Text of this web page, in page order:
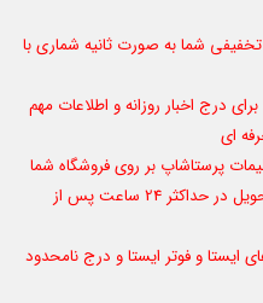
شما به صورت ثانیه شماری با
درج اخبار روزانه و اطلاعات مهم
ای
پرستاشاپ بر روی فروشگاه شما
سازگاری با نسخه 1.7 پرستاشاپ و تحویل در حداکثر 24 ساعت پس از
ایستا و فوتر ایستا و درج نامحدود